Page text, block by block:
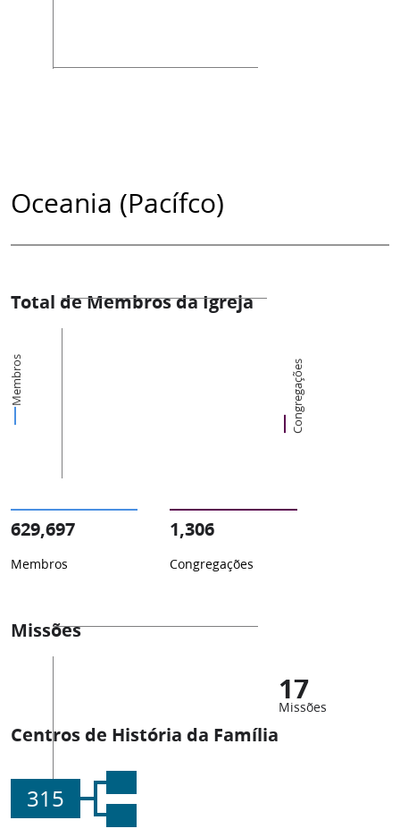
Oceania (Pacífco)
Total de Membros da Igreja
Membros Congregações
629,697
Membros
1,306
Congregações
Missões
17
Missões
Centros de História da Família
315